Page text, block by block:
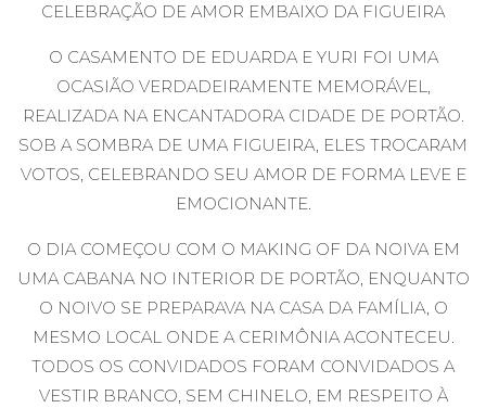
CELEBRAÇÃO DE AMOR EMBAIXO DA FIGUEIRA
O CASAMENTO DE EDUARDA E YURI FOI UMA
OCASIÃO VERDADEIRAMENTE MEMORÁVEL,
REALIZADA NA ENCANTADORA CIDADE DE PORTÃO.
SOB A SOMBRA DE UMA FIGUEIRA, ELES TROCARAM
VOTOS, CELEBRANDO SEU AMOR DE FORMA LEVE E
EMOCIONANTE.
O DIA COMEÇOU COM O MAKING OF DA NOIVA EM
UMA CABANA NO INTERIOR DE PORTÃO, ENQUANTO
O NOIVO SE PREPARAVA NA CASA DA FAMÍLIA, O
MESMO LOCAL ONDE A CERIMÔNIA ACONTECEU.
TODOS OS CONVIDADOS FORAM CONVIDADOS A
VESTIR BRANCO, SEM CHINELO, EM RESPEITO À